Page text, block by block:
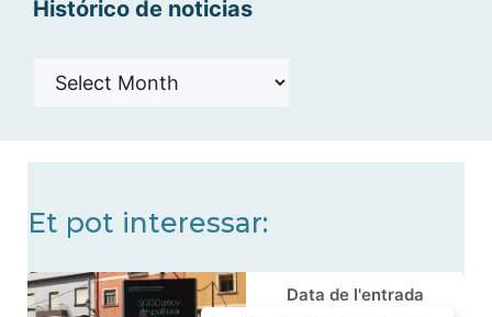
Histórico de noticias
Histórico
Et pot interessar:
Data de l'entrada